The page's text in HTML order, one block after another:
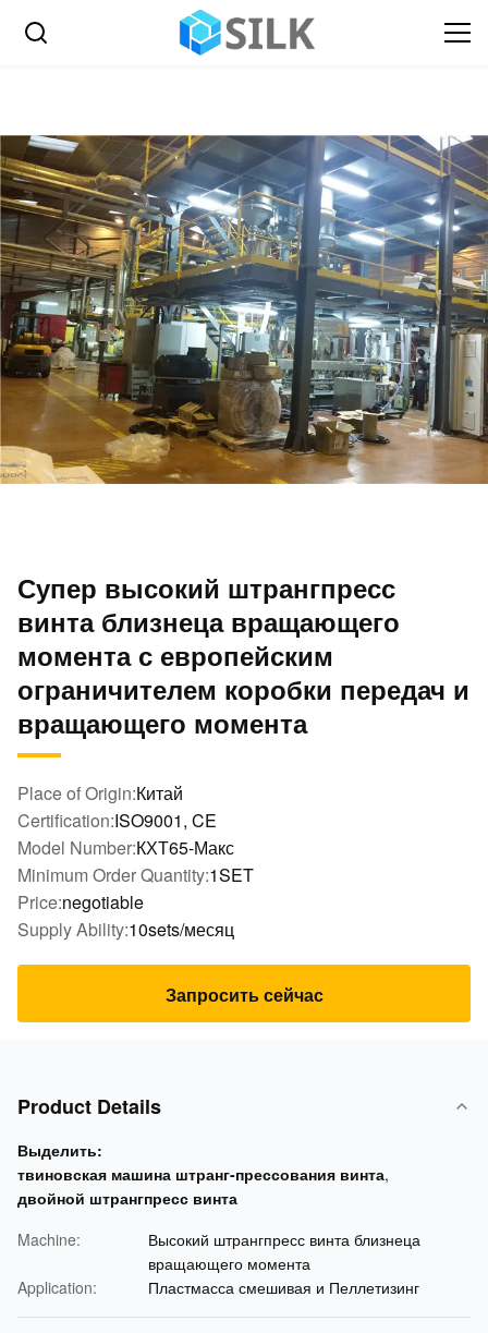
Супер высокий штрангпресс
винта близнеца вращающего
момента с европейским
ограничителем коробки передач и
вращающего момента
Place of Origin:Китай
Certification:ISO9001, CE
Model Number:КХТ65-Макс
Minimum Order Quantity:1SET
Price:negotiable
Supply Ability:10sets/месяц
Запросить сейчас
Product Details
Выделить:
твиновская машина штранг-прессования винта,
двойной штрангпресс винта
Machine:
Высокий штрангпресс винта близнеца
вращающего момента
Application:
Пластмасса смешивая и Пеллетизинг